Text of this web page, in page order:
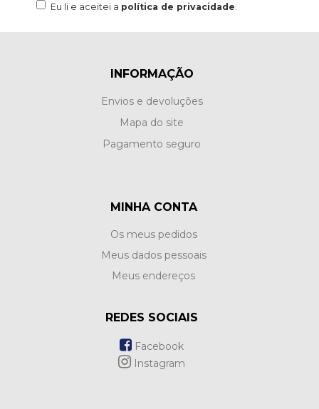
Eu li e aceitei a política de privacidade
INFORMAÇÃO
Envios e devoluções
Mapa do site
Pagamento seguro
MINHA CONTA
Os meus pedidos
Meus dados pessoais
Meus endereços
REDES SOCIAIS
Facebook
Instagram